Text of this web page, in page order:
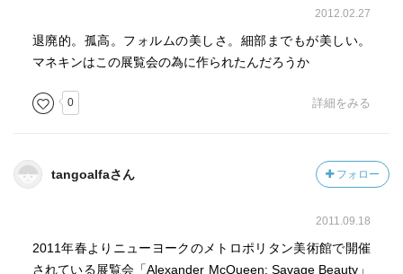
2012.02.27
退廃的。孤高。フォルムの美しさ。細部までもが美しい。
マネキンはこの展覧会の為に作られたんだろうか
0 詳細をみる
tangoalfaさん フォロー
2011.09.18
2011年春よりニューヨークのメトロポリタン美術館で開催
されている展覧会「Alexander McQueen: Savage Beauty」